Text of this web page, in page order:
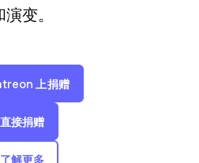
变。
上捐赠
直接捐赠
了解更多